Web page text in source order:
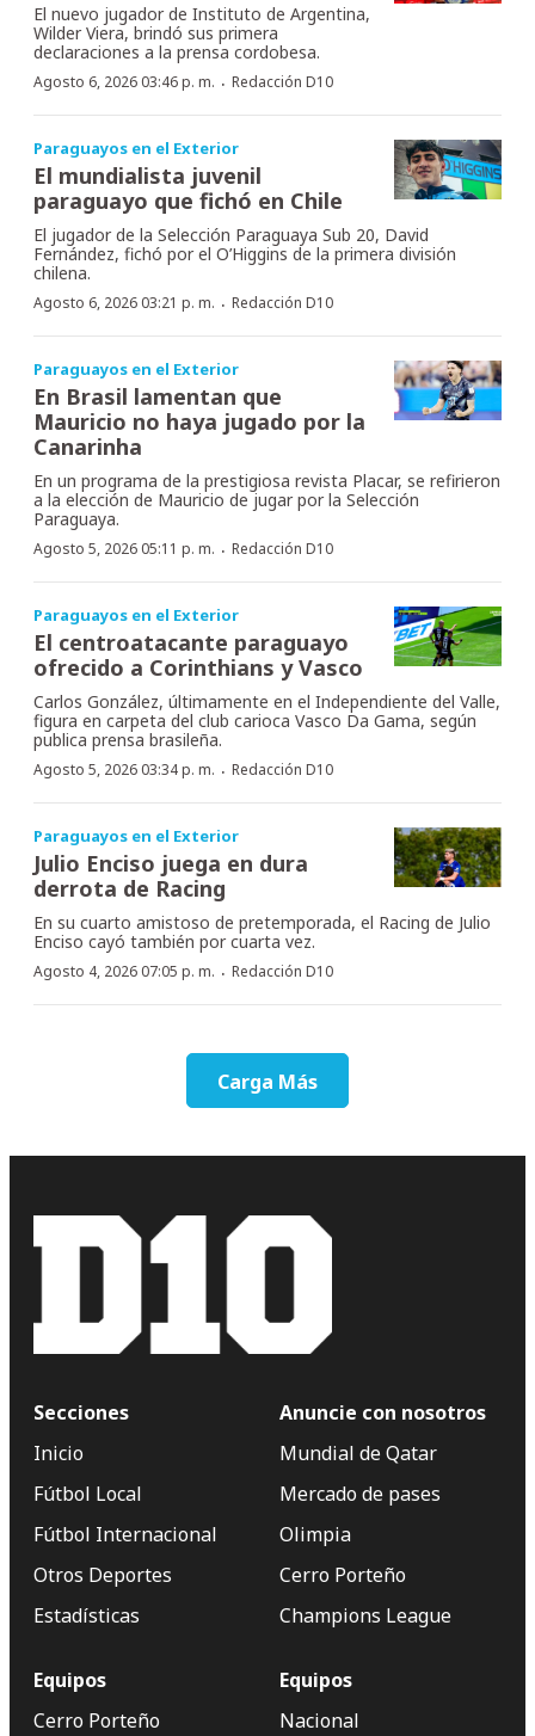
El nuevo jugador de Instituto de Argentina,
Wilder Viera, brindó sus primera
declaraciones a la prensa cordobesa.
Agosto 6, 2026 03:46 p. m. · Redacción D10
Paraguayos en el Exterior
El mundialista juvenil
paraguayo que fichó en Chile
El jugador de la Selección Paraguaya Sub 20, David
Fernández, fichó por el O’Higgins de la primera división
chilena.
Agosto 6, 2026 03:21 p. m. · Redacción D10
Paraguayos en el Exterior
En Brasil lamentan que
Mauricio no haya jugado por la
Canarinha
En un programa de la prestigiosa revista Placar, se refirieron
a la elección de Mauricio de jugar por la Selección
Paraguaya.
Agosto 5, 2026 05:11 p. m. · Redacción D10
Paraguayos en el Exterior
El centroatacante paraguayo
ofrecido a Corinthians y Vasco
Carlos González, últimamente en el Independiente del Valle,
figura en carpeta del club carioca Vasco Da Gama, según
publica prensa brasileña.
Agosto 5, 2026 03:34 p. m. · Redacción D10
Paraguayos en el Exterior
Julio Enciso juega en dura
derrota de Racing
En su cuarto amistoso de pretemporada, el Racing de Julio
Enciso cayó también por cuarta vez.
Agosto 4, 2026 07:05 p. m. · Redacción D10
Carga Más
Secciones
Inicio
Fútbol Local
Fútbol Internacional
Otros Deportes
Estadísticas
Anuncie con nosotros
Mundial de Qatar
Mercado de pases
Olimpia
Cerro Porteño
Champions League
Equipos
Cerro Porteño
Equipos
Nacional